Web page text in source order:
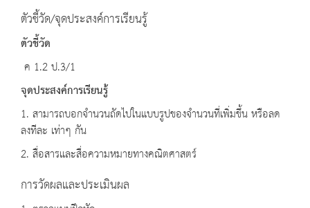
ตัวชี้วัด/จุดประสงค์การเรียนรู้
ตัวชี้วัด
ค 1.2 ป.3/1
จุดประสงค์การเรียนรู้
1. สามารถบอกจำนวนถัดไปในแบบรูปของจำนวนที่เพิ่มขึ้น หรือลด
ลงทีละ เท่าๆ กัน
2. สื่อสารและสื่อความหมายทางคณิตศาสตร์
การวัดผลและประเมินผล